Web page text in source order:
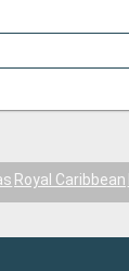
Royal Caribbean